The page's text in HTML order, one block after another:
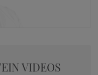
VIDEOS